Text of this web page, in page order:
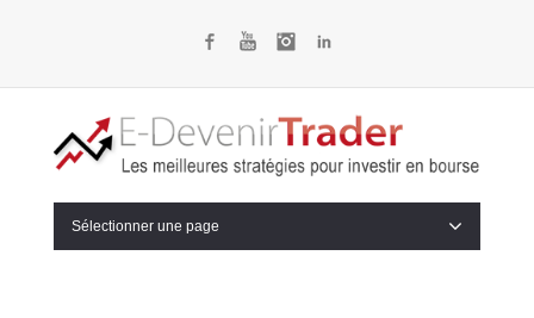
FacebookYouTubeInstagram
Sélectionner une page